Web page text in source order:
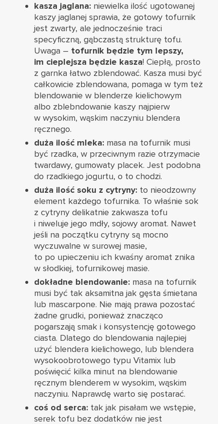
kasza jaglana: niewielka ilość ugotowanej
kaszy jaglanej sprawia, że gotowy tofurnik
jest zwarty, ale jednocześnie traci
specyficzną, gąbczastą strukturę tofu.
Uwaga – tofurnik będzie tym lepszy,
im cieplejsza będzie kasza! Ciepłą, prosto
z garnka łatwo zblendować. Kasza musi być
całkowicie zblendowana, pomaga w tym też
blendowanie w blenderze kielichowym
albo zblebndowanie kaszy najpierw
w wysokim, wąskim naczyniu blendera
ręcznego.
duża ilość mleka: masa na tofurnik musi
być rzadka, w przeciwnym razie otrzymacie
twardawy, gumowaty placek. Jest podobna
do rzadkiego jogurtu, o to chodzi.
duża ilość soku z cytryny: to nieodzowny
element każdego tofurnika. To właśnie sok
z cytryny delikatnie zakwasza tofu
i niweluje jego mdły, sojowy aromat. Nawet
jeśli na początku cytryny są mocno
wyczuwalne w surowej masie,
to po upieczeniu ich kwaśny aromat znika
w słodkiej, tofurnikowej masie.
dokładne blendowanie: masa na tofurnik
musi być tak aksamitna jak gęsta śmietana
lub mascarpone. Nie mają prawa pozostać
żadne grudki, ponieważ znacząco
pogarszają smak i konsystencję gotowego
ciasta. Dlatego do blendowania najlepiej
użyć blendera kielichowego, lub blendera
wysokoobrotowego typu Vitamix lub
poświęcić kilka minut na blendowanie
ręcznym blenderem w wysokim, wąskim
naczyniu. Naprawdę warto się postarać.
coś od serca: tak jak pisałam we wstępie,
serek tofu bez dodatków nie jest